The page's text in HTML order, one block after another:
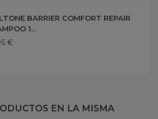
BARRIER COMFORT REPAIR
1...
€
EN LA MISMA